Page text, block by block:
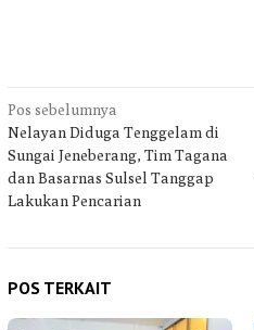
Navigasi
pos
Pos sebelumnya
Nelayan Diduga Tenggelam di
Sungai Jeneberang, Tim Tagana
dan Basarnas Sulsel Tanggap
Lakukan Pencarian
POS TERKAIT